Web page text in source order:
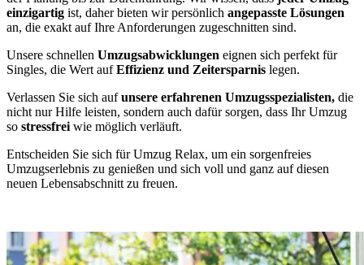
einzigartig ist, daher bieten wir persönlich angepasste Lösungen
an, die exakt auf Ihre Anforderungen zugeschnitten sind.
Unsere schnellen Umzugsabwicklungen eignen sich perfekt für
Singles, die Wert aufEffizienz und Zeitersparnis legen.
Verlassen Sie sich aufunsere erfahrenen Umzugsspezialisten, die
nicht nur Hilfe leisten, sondern auch dafür sorgen, dass Ihr Umzug
so stressfrei wie möglich verläuft.
Entscheiden Sie sich für Umzug Relax, um ein sorgenfreies
Umzugserlebnis zu genießen und sich voll und ganz auf diesen
neuen Lebensabschnitt zu freuen.